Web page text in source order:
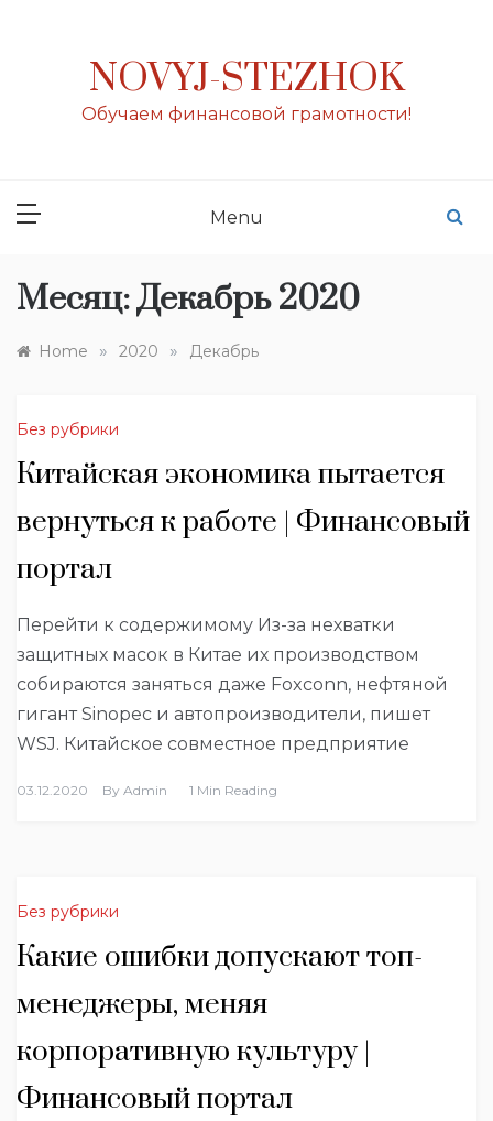
NOVYJ-STEZHOK
Обучаем финансовой грамотности!
Menu
Месяц:Декабрь 2020
Home » 2020 » Декабрь
Без рубрики
Китайская экономика пытается
вернуться к работе | Финансовый
портал
Перейти к содержимому Из-за нехватки
защитных масок в Китае их производством
собираются заняться даже Foxconn, нефтяной
гигант Sinopec и автопроизводители, пишет
WSJ. Китайское совместное предприятие
03.12.2020 By Admin 1 Min Reading
Без рубрики
Какие ошибки допускают топ-
менеджеры, меняя
корпоративную культуру |
Финансовый портал